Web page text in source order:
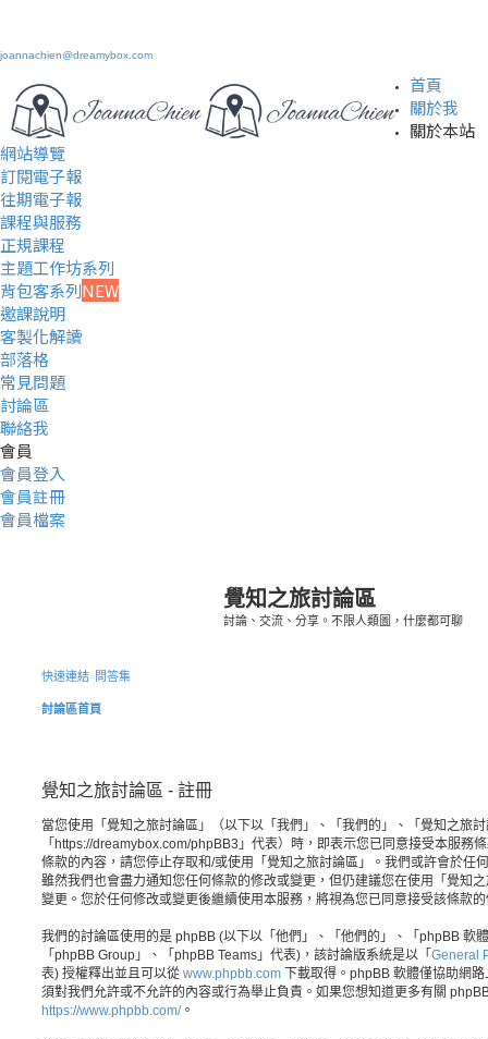
joannachien@dreamybox.com
首頁
關於我
關於本站
網站導覽
訂閱電子報
往期電子報
課程與服務
正規課程
主題工作坊系列
背包客系列NEW
邀課說明
客製化解讀
部落格
常見問題
討論區
聯絡我
會員
會員登入
會員註冊
會員檔案
覺知之旅討論區
討論、交流、分享。不限人類圖，什麼都可聊
快速連結 問答集
討論區首頁
覺知之旅討論區 - 註冊
當您使用「覺知之旅討論區」（以下以「我們」、「我們的」、「覺知之旅
「https://dreamybox.com/phpBB3」代表）時，即表示您已同意接受本服務
條款的內容，請您停止存取和/或使用「覺知之旅討論區」。我們或許會於任
雖然我們也會盡力通知您任何條款的修改或變更，但仍建議您在使用「覺知
變更。您於任何修改或變更後繼續使用本服務，將視為您已同意接受該條款
我們的討論區使用的是 phpBB (以下以「他們」、「他們的」、「phpBB 軟
「phpBB Group」、「phpBB Teams」代表)，該討論版系統是以「 General
表) 授權釋出並且可以從 www.phpbb.com 下載取得。phpBB 軟體僅協助網
須對我們允許或不允許的內容或行為舉止負責。如果您想知道更多有關
https://www.phpbb.com/。